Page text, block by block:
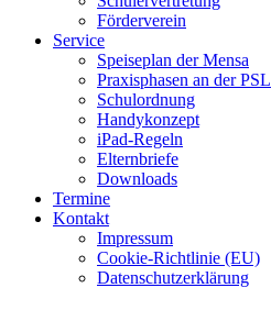
Förderverein
Service
Speiseplan der Mensa
Praxisphasen an der PSL
Schulordnung
Handykonzept
iPad-Regeln
Elternbriefe
Downloads
Termine
Kontakt
Impressum
Cookie-Richtlinie (EU)
Datenschutzerklärung